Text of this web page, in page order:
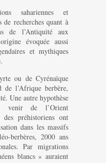
sahariennes et
de recherches quant à
de l’Antiquité aux
évoquée aussi
et mythiques
ou de Cyrénaïque
l’Afrique berbère,
Une autre hypothèse
de l’Orient
des préhistoriens ont
dans les massifs
berbères, 2000 ans
Par migrations
blancs » auraient